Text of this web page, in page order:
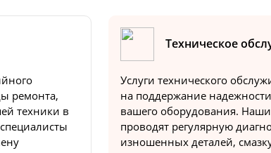
ремонта,
техники в
Техническое
Услуги технического
на поддержание
вашего оборудования.
проводят регулярную
изношенных деталей,